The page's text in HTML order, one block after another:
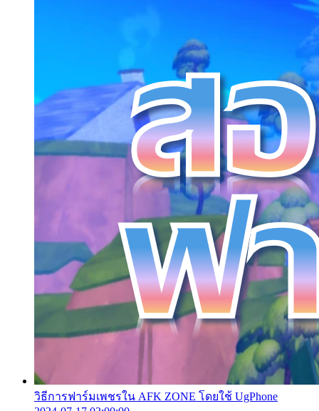
วิธีการฟาร์มเพชรใน AFK ZONE โดยใช้ UgPhone